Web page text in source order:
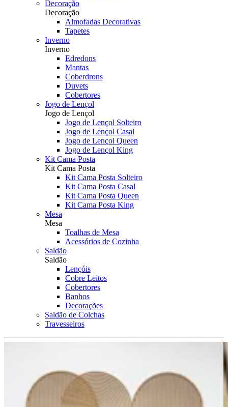
Decoração
Decoração
Almofadas Decorativas
Tapetes
Inverno
Inverno
Edredons
Mantas
Coberdrons
Duvets
Cobertores
Jogo de Lençol
Jogo de Lençol
Jogo de Lençol Solteiro
Jogo de Lençol Casal
Jogo de Lençol Queen
Jogo de Lençol King
Kit Cama Posta
Kit Cama Posta
Kit Cama Posta Solteiro
Kit Cama Posta Casal
Kit Cama Posta Queen
Kit Cama Posta King
Mesa
Mesa
Toalhas de Mesa
Acessórios de Cozinha
Saldão
Saldão
Lençóis
Cobre Leitos
Cobertores
Banhos
Decorações
Saldão de Colchas
Travesseiros